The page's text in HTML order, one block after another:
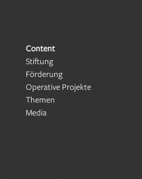
Content
Stiftung
Förderung
Operative Projekte
Themen
Media